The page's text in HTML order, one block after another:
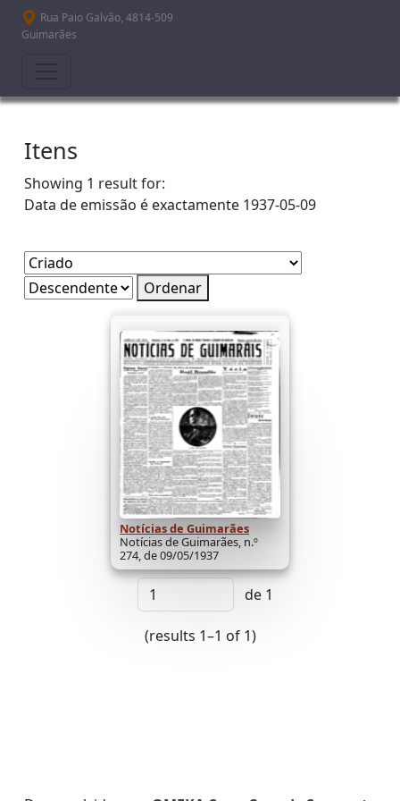
Passar para o conteúdo principal
Rua Paio Galvão, 4814-509
Guimarães
Itens
Showing 1 result for:
Data de emissão é exactamente 1937-05-09
Ordenar
Notícias de Guimarães
Notícias de Guimarães, n.º
274, de 09/05/1937
de 1
(results 1–1 of 1)